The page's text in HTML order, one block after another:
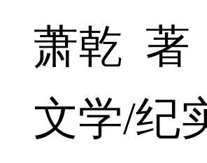
萧乾 著
文学/纪